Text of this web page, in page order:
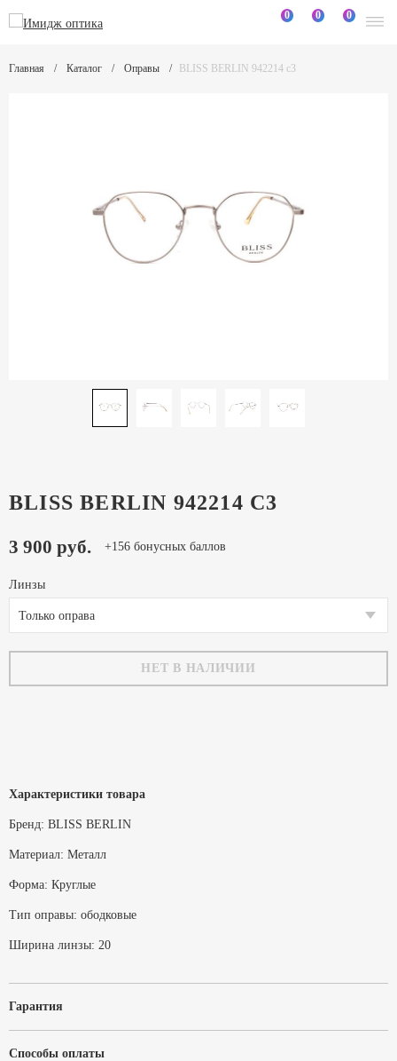
0 0 0
Главная Каталог Оправы BLISS BERLIN 942214 c3
BLISS BERLIN 942214 C3
3 900 руб. +156 бонусных баллов
Линзы
Только оправа
НЕТ В НАЛИЧИИ
Характеристики товара
Бренд: BLISS BERLIN
Материал: Металл
Форма: Круглые
Тип оправы: ободковые
Ширина линзы: 20
Гарантия
Способы оплаты